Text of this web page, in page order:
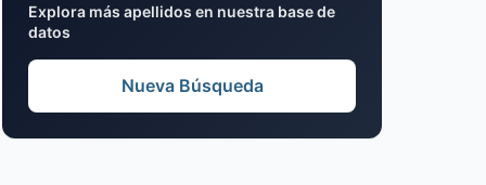
Explora más apellidos en nuestra base de
datos
Nueva Búsqueda